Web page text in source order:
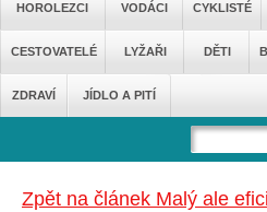
HOROLEZCI VODÁCI CYKLISTÉ
CESTOVATELÉ LYŽAŘI DĚTI
ZDRAVÍ JÍDLO A PITÍ
Zpět na článek Malý ale